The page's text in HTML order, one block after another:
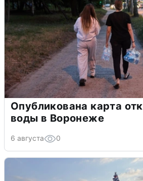
Опубликована карта
воды в Воронеже
6 августа 0